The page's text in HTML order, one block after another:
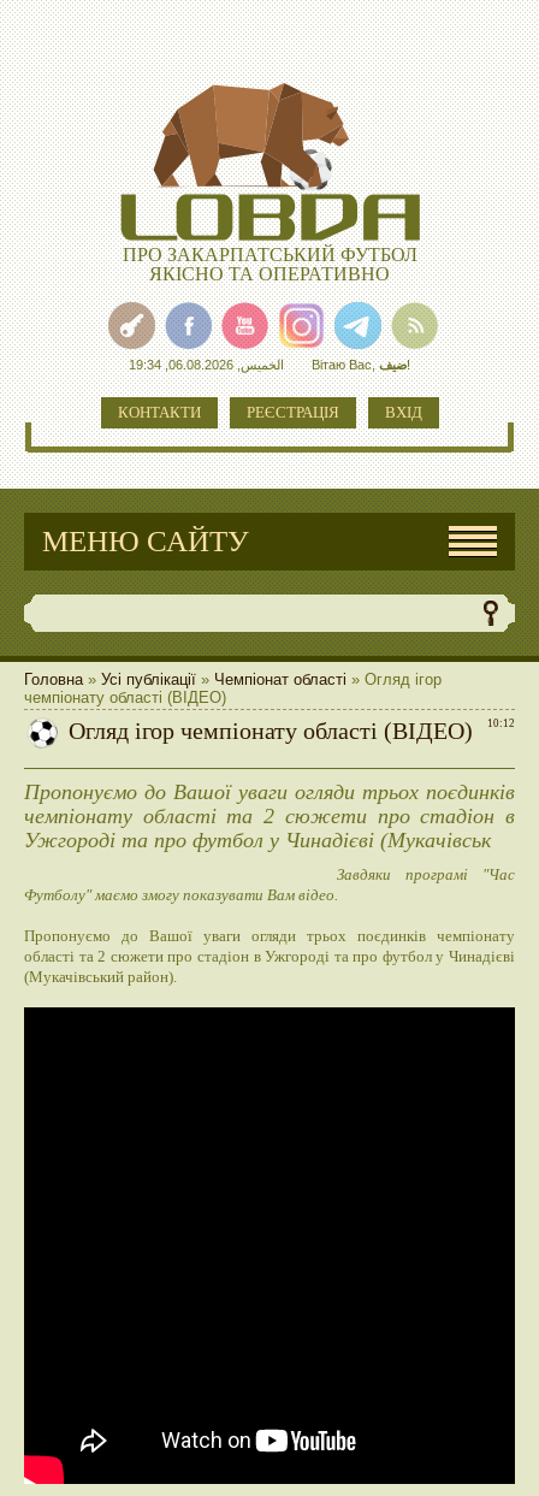
ПРО ЗАКАРПАТСЬКИЙ ФУТБОЛ
ЯКІСНО ТА ОПЕРАТИВНО
الخميس, 06.08.2026, 19:34 Вітаю Вас,ضيف!
КОНТАКТИ РЕЄСТРАЦІЯ ВХІД
МЕНЮ САЙТУ
Головна» Усі публікації » Чемпіонат області » Огляд ігор
чемпіонату області (ВІДЕО)
10:12
Огляд ігор чемпіонату області (ВІДЕО)
Пропонуємо до Вашої уваги огляди трьох поєдинків
чемпіонату області та 2 сюжети про стадіон в
Ужгороді та про футбол у Чинадієві (Мукачівськ
Завдяки програмі "Час
Футболу" маємо змогу показувати Вам відео.
Пропонуємо до Вашої уваги огляди трьох поєдинків чемпіонату
області та 2 сюжети про стадіон в Ужгороді та про футбол у Чинадієві
(Мукачівський район).